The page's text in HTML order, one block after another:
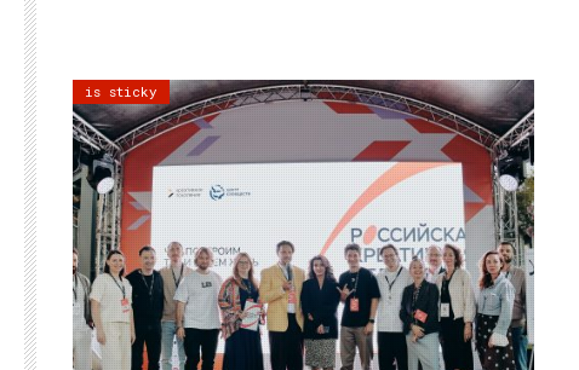
is sticky